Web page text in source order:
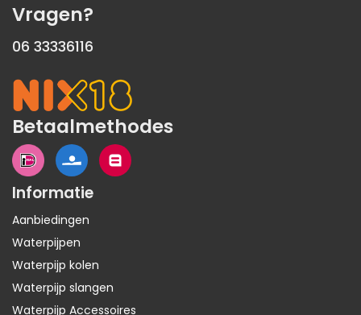
Vragen?
06 33336116
Betaalmethodes
Informatie
Aanbiedingen
Waterpijpen
Waterpijp kolen
Waterpijp slangen
Waterpijp Accessoires